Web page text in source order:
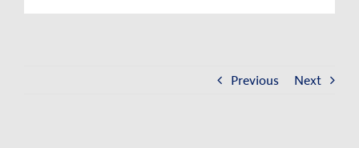
Previous Next